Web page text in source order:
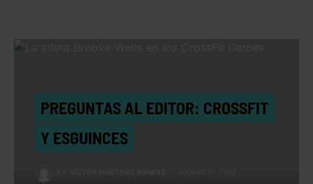
PREGUNTAS AL EDITOR: CROSSFIT
Y ESGUINCES